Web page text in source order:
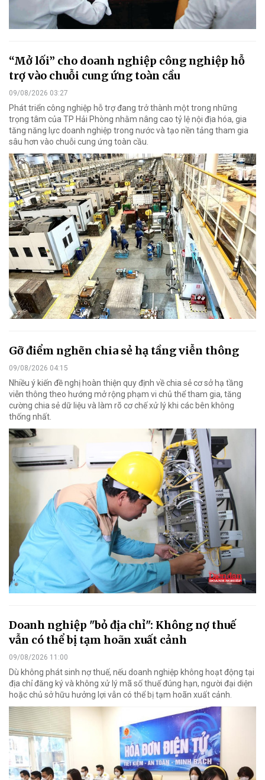
“Mở lối” cho doanh nghiệp công nghiệp hỗ
trợ vào chuỗi cung ứng toàn cầu
09/08/2026 03:27
Phát triển công nghiệp hỗ trợ đang trở thành một trong những
trọng tâm của TP Hải Phòng nhằm nâng cao tỷ lệ nội địa hóa, gia
tăng năng lực doanh nghiệp trong nước và tạo nền tảng tham gia
sâu hơn vào chuỗi cung ứng toàn cầu.
Gỡ điểm nghẽn chia sẻ hạ tầng viễn thông
09/08/2026 04:15
Nhiều ý kiến đề nghị hoàn thiện quy định về chia sẻ cơ sở hạ tầng
viễn thông theo hướng mở rộng phạm vi chủ thể tham gia, tăng
cường chia sẻ dữ liệu và làm rõ cơ chế xử lý khi các bên không
thống nhất.
Doanh nghiệp "bỏ địa chỉ": Không nợ thuế
vẫn có thể bị tạm hoãn xuất cảnh
09/08/2026 11:00
Dù không phát sinh nợ thuế, nếu doanh nghiệp không hoạt động tại
địa chỉ đăng ký và không xử lý mã số thuế đúng hạn, người đại diện
hoặc chủ sở hữu hưởng lợi vẫn có thể bị tạm hoãn xuất cảnh.